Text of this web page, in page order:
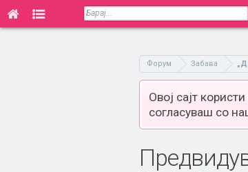
Форум Забава
Овој сајт
согласуваш со